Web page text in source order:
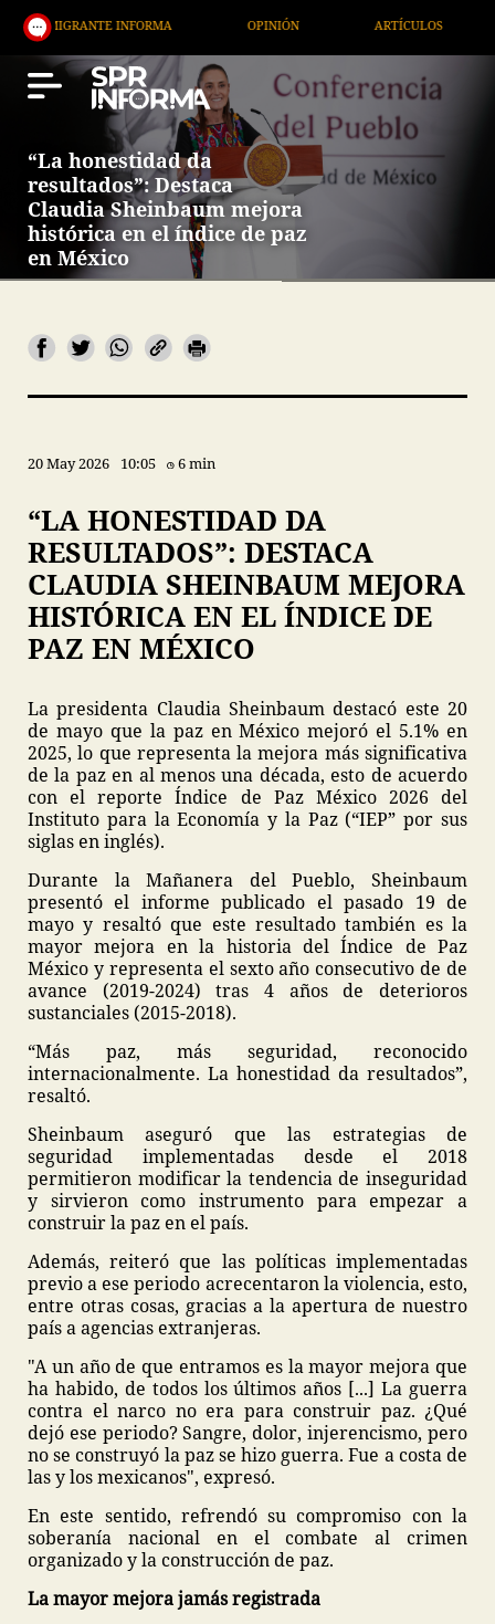
INFORMA ARTÍCULOS
“La honestidad da
resultados”: Destaca
Claudia Sheinbaum mejora
histórica en el índice de paz
en México
20 May 2026 10:05 6 min
“LA HONESTIDAD DA
RESULTADOS”: DESTACA
CLAUDIA SHEINBAUM MEJORA
HISTÓRICA EN EL ÍNDICE DE
PAZ EN MÉXICO
La presidenta Claudia Sheinbaum destacó este 20
de mayo que la paz en México mejoró el 5.1% en
2025, lo que representa la mejora más significativa
de la paz en al menos una década, esto de acuerdo
con el reporte Índice de Paz México 2026 del
Instituto para la Economía y la Paz (“IEP” por sus
siglas en inglés).
Durante la Mañanera del Pueblo, Sheinbaum
presentó el informe publicado el pasado 19 de
mayo y resaltó que este resultado también es la
mayor mejora en la historia del Índice de Paz
México y representa el sexto año consecutivo de de
avance (2019-2024) tras 4 años de deterioros
sustanciales (2015-2018).
“Más paz, más seguridad, reconocido
internacionalmente. La honestidad da resultados”,
resaltó.
Sheinbaum aseguró que las estrategias de
seguridad implementadas desde el 2018
permitieron modificar la tendencia de inseguridad
y sirvieron como instrumento para empezar a
construir la paz en el país.
Además, reiteró que las políticas implementadas
previo a ese periodo acrecentaron la violencia, esto,
entre otras cosas, gracias a la apertura de nuestro
país a agencias extranjeras.
"A un año de que entramos es la mayor mejora que
ha habido, de todos los últimos años [...] La guerra
contra el narco no era para construir paz. ¿Qué
dejó ese periodo? Sangre, dolor, injerencismo, pero
no se construyó la paz se hizo guerra. Fue a costa de
las y los mexicanos", expresó.
En este sentido, refrendó su compromiso con la
soberanía nacional en el combate al crimen
organizado y la construcción de paz.
La mayor mejora jamás registrada